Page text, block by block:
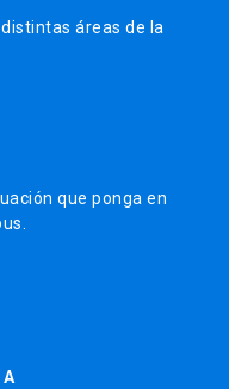
áreas de la
que ponga en